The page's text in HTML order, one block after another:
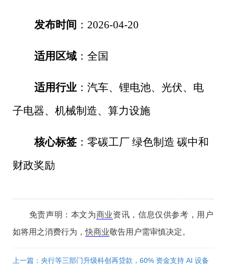
发布时间 ： 2026-04-20
适用区域：全国
适用行业：汽车、锂电池、光伏、电
子电器、机械制造、算力设施
核心标签：零碳工厂 绿色制造 碳中和
财政奖励
免责声明：本文为商业资讯，信息仅供参考，用户
如将用之消费行为，快商业敬告用户需审慎决定。
上一篇：央行等三部门升级科创再贷款，60% 资金支持 AI 设备